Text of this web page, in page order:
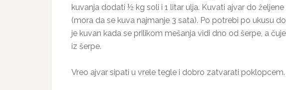
kuvanja dodati ½ kg soli i 1 litar ulja. Kuvati ajvar do
(mora da se kuva najmanje 3 sata). Po potrebi po ukusu
je kuvan kada se prilikom mešanja vidi dno od šerpe, a
iz šerpe.
Vreo ajvar sipati u vrele tegle i dobro zatvarati poklopcem.